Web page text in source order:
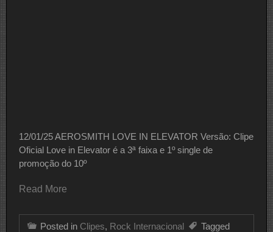
12/01/25 AEROSMITH LOVE IN ELEVATOR Versão: Clipe
Oficial Love in Elevator é a 3ª faixa e 1º single de
promoção do 10º
Read More
Posted in Clipes, Rock Internacional
Tagged